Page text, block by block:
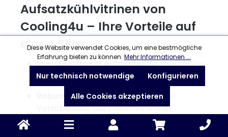
Aufsatzkühlvitrinen von
Cooling4u – Ihre Vorteile auf
einen Blick
Energieeffizient & nachhaltig– moderne
Kühltechnik reduziert Stromkosten
Robust & langlebig– hochwertige
Verarbeitung aus Edelstahl & Glas
Hygienisch & pflegeleicht
– einfache
Diese Website verwendet Cookies, um eine bestmögliche
Erfahrung bieten zu können. Mehr Informationen ...
Nur technisch notwendige
Konfigurieren
Alle Cookies akzeptieren